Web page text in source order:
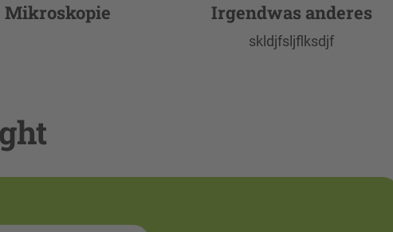
Mikroskopie Irgendwas anderes
skldjfsljflksdjf